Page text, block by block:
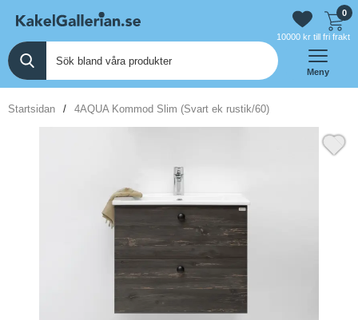
0
10000 kr till fri frakt
Meny
Startsidan 4AQUA Kommod Slim (Svart ek rustik/60)